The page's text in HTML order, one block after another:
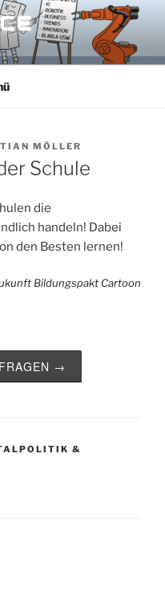
MÖLLER
Schule
die
handeln! Dabei
den Besten lernen!
→
&